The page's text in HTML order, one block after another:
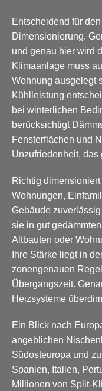
Entscheidend für
Dimensionierung.
und genau hier wird
Klimaanlage muss
Wohnung ausgelegt
Kühlleistung
bei winterlichen
berücksichtigt
Fensterflächen und
Unzufriedenheit,
Richtig
Wohnungen,
Gebäude
sie in gut
Altbauten oder
Ihre Stärke liegt in
zonengenauen
Übergangszeit.
Heizsysteme
Ein Blick nach
angeblichen
Südosteuropa und
Spanien, Italien,
Millionen von Split-